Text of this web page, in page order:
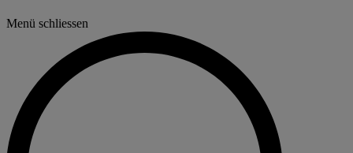
Menü schliessen